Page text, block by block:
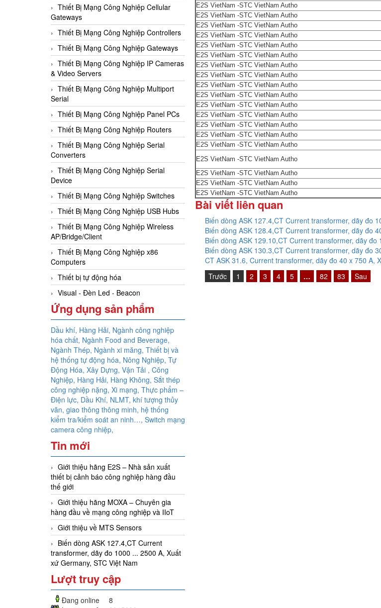
Thiết Bị Mạng Công Nghiệp Cellular
Gateways
Thiết Bị Mạng Công Nghiệp Controllers
Thiết Bị Mạng Công Nghiệp Gateways
Thiết Bị Mạng Công Nghiệp IP Cameras
& Video Servers
Thiết Bị Mạng Công Nghiệp Multiport
Serial
Thiết Bị Mạng Công Nghiệp Panel PCs
Thiết Bị Mạng Công Nghiệp Routers
Thiết Bị Mạng Công Nghiệp Serial
Converters
Thiết Bị Mạng Công Nghiệp Serial
Device
Thiết Bị Mạng Công Nghiệp Switches
Thiết Bị Mạng Công Nghiệp USB Hubs
Thiết Bị Mạng Công Nghiệp Wireless
AP/Bridge/Client
Thiết Bị Mạng Công Nghiệp x86
Computers
Thiết bị tự động hóa
Visual - Đèn Led - Beacon
Ứng dụng sản phẩm
Dầu khí, Hàng Hải, Ngành công nghiệp
hóa chất, Ngành Food and Beverage,
Ngành Thép, Ngành xi măng, Thiết bị và
hệ thống tự động hóa, Nông Nghiệp, Tự
Động Hóa, Xây Dựng, Vận Tải , Công
Nghiệp, Hàng Hải, Hàng Không, Sắt thép
công nghiệp nặng, Xi mạng, Thực phẩm –
Điện lực, Dầu Khí, NLMT, khí tượng thủy
văn, giao thông thông minh, hệ thống
kiểm tra/kiểm soát an ninh…, Switch mạng
camera công nhiệp,
Tin mới
Giới thiệu hãng E2S – Nhà sản xuất
thiết bị cảnh báo công nghiệp hàng đầu
thế giới
Giới thiệu hãng MOXA – Chuyên gia
hàng đầu về mạng công nghiệp và IIoT
Giới thiệu về MTS Sensors
Biến dòng ASK 127.4,CT Current
transformer, dãy đo 1000 ... 2500 A, Xuất
xứ Germany, STC Việt Nam
Lượt truy cập
Đang online
8
E2S VietNam -STC VietNam Autho
E2S VietNam -STC VietNam Autho
E2S VietNam -STC VietNam Autho
E2S VietNam -STC VietNam Autho
E2S VietNam -STC VietNam Autho
E2S VietNam -STC VietNam Autho
E2S VietNam -STC VietNam Autho
E2S VietNam -STC VietNam Autho
E2S VietNam -STC VietNam Autho
E2S VietNam -STC VietNam Autho
E2S VietNam -STC VietNam Autho
E2S VietNam -STC VietNam Autho
E2S VietNam -STC VietNam Autho
E2S VietNam -STC VietNam Autho
E2S VietNam -STC VietNam Autho
E2S VietNam -STC VietNam Autho
E2S VietNam -STC VietNam Autho
E2S VietNam -STC VietNam Autho
E2S VietNam -STC VietNam Autho
Bài viết liên quan
Biến dòng ASK 127.4,CT Current transformer, dãy đo
Biến dòng ASK 128.4,CT Current transformer, dãy đo
Biến dòng ASK 129.10,CT Current transformer, dãy
Biến dòng ASK 130.3,CT Current transformer, dãy đo
CT ASK 31.6, Current transformer, dãy đo 40 x 750 A,
Trước
1 2 3 4 5 … 82 83 Sau